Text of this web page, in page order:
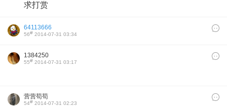
求打赏
64113666
56# 2014-07-31 03:34
1384250
55# 2014-07-31 03:17
营营苟苟
54# 2014-07-31 02:23